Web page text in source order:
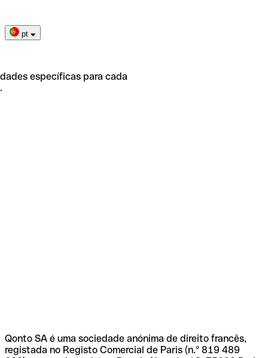
pt
específicas para cada
Qonto SA é uma sociedade anónima de direito francês,
registada no Registo Comercial de Paris (n.º 819 489